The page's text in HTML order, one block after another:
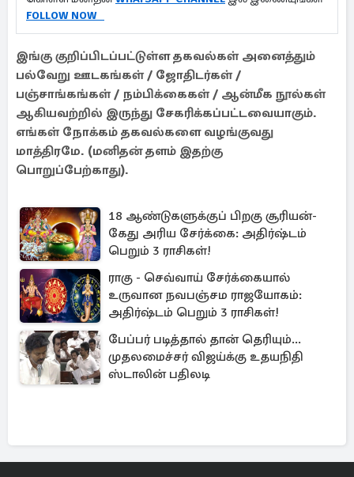
FOLLOW NOW
இங்கு குறிப்பிடப்பட்டுள்ள தகவல்கள் அனைத்தும்
பல்வேறு ஊடகங்கள் / ஜோதிடர்கள் /
பஞ்சாங்கங்கள் / நம்பிக்கைகள் / ஆன்மீக நூல்கள்
ஆகியவற்றில் இருந்து சேகரிக்கப்பட்டவையாகும்.
எங்கள் நோக்கம் தகவல்களை வழங்குவது
மாத்திரமே. (மனிதன் தளம் இதற்கு
பொறுப்பேற்காது).
18 ஆண்டுகளுக்குப் பிறகு சூரியன்-
கேது அரிய சேர்க்கை: அதிர்ஷ்டம்
பெறும் 3 ராசிகள்!
ராகு - செவ்வாய் சேர்க்கையால்
உருவான நவபஞ்சம ராஜயோகம்:
அதிர்ஷ்டம் பெறும் 3 ராசிகள்!
பேப்பர் படித்தால் தான் தெரியும்...
முதலமைச்சர் விஜய்க்கு உதயநிதி
ஸ்டாலின் பதிலடி